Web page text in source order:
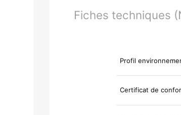
Fiches techniques
Profil
Certificat de